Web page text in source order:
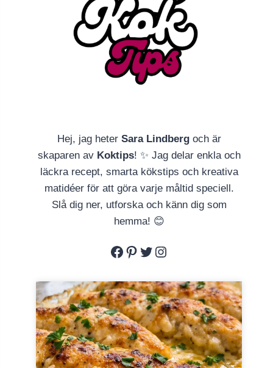
Hej, jag heter Sara Lindbergoch är
skaparen av Koktips! ✨ Jag delar enkla och
läckra recept, smarta kökstips och kreativa
matidéer för att göra varje måltid speciell.
Slå dig ner, utforska och känn dig som
hemma! 😊
Facebook
Pinterest
Twitter
Instagram